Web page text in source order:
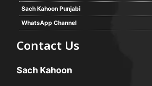
Sach Kahoon Punjabi
WhatsApp Channel
Contact Us
Sach Kahoon